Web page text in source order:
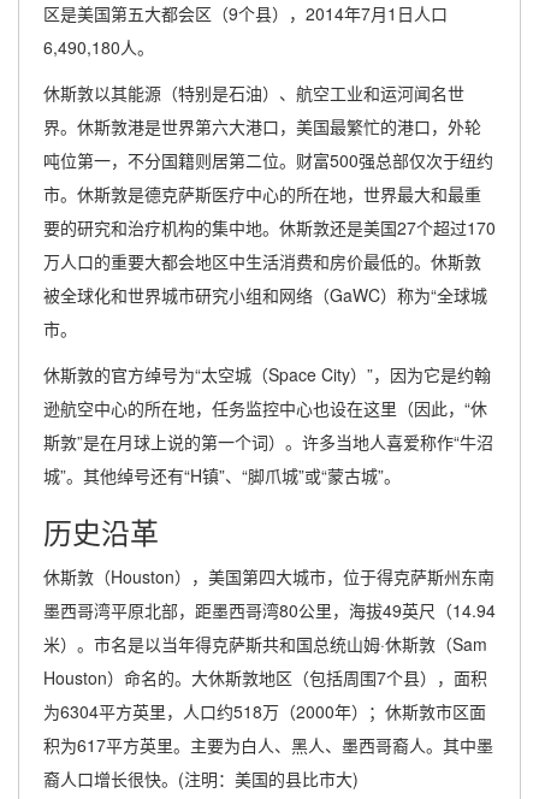
区是美国第五大都会区（9个县），2014年7月1日人口
6,490,180人。
休斯敦以其能源（特别是石油）、航空工业和运河闻名世
界。休斯敦港是世界第六大港口，美国最繁忙的港口，外轮
吨位第一，不分国籍则居第二位。财富500强总部仅次于纽约
市。休斯敦是德克萨斯医疗中心的所在地，世界最大和最重
要的研究和治疗机构的集中地。休斯敦还是美国27个超过170
万人口的重要大都会地区中生活消费和房价最低的。休斯敦
被全球化和世界城市研究小组和网络（GaWC）称为“全球城
市。
休斯敦的官方绰号为“太空城（Space City）”，因为它是约翰
逊航空中心的所在地，任务监控中心也设在这里（因此，“休
斯敦”是在月球上说的第一个词）。许多当地人喜爱称作“牛沼
城”。其他绰号还有“H镇”、“脚爪城”或“蒙古城”。
历史沿革
休斯敦（Houston），美国第四大城市，位于得克萨斯州东南
墨西哥湾平原北部，距墨西哥湾80公里，海拔49英尺（14.94
米）。市名是以当年得克萨斯共和国总统山姆·休斯敦（Sam
Houston）命名的。大休斯敦地区（包括周围7个县），面积
为6304平方英里，人口约518万（2000年）；休斯敦市区面
积为617平方英里。主要为白人、黑人、墨西哥裔人。其中墨
裔人口增长很快。(注明：美国的县比市大)